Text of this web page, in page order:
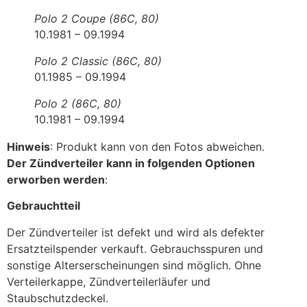
Polo 2 Coupe (86C, 80)
10.1981 – 09.1994
Polo 2 Classic (86C, 80)
01.1985 – 09.1994
Polo 2 (86C, 80)
10.1981 – 09.1994
Hinweis: Produkt kann von den Fotos abweichen.
Der Zündverteiler kann in folgenden Optionen
erworben werden:
Gebrauchtteil
Der Zündverteiler ist defekt und wird als defekter
Ersatzteilspender verkauft. Gebrauchsspuren und
sonstige Alterserscheinungen sind möglich. Ohne
Verteilerkappe, Zündverteilerläufer und
Staubschutzdeckel.